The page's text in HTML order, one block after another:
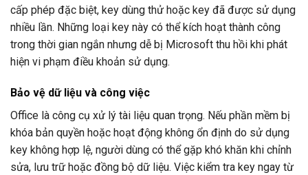
cấp phép đặc biệt, key dùng thử hoặc key đã được sử dụng
nhiều lần. Những loại key này có thể kích hoạt thành công
trong thời gian ngắn nhưng dễ bị Microsoft thu hồi khi phát
hiện vi phạm điều khoản sử dụng.
Bảo vệ dữ liệu và công việc
Office là công cụ xử lý tài liệu quan trọng. Nếu phần mềm bị
khóa bản quyền hoặc hoạt động không ổn định do sử dụng
key không hợp lệ, người dùng có thể gặp khó khăn khi chỉnh
sửa, lưu trữ hoặc đồng bộ dữ liệu. Việc kiểm tra key ngay từ